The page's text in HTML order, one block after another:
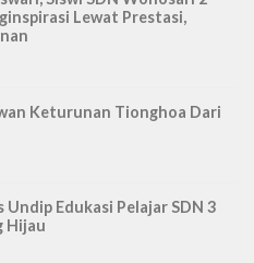
Lewat Prestasi,
Keturunan Tionghoa Dari
Edukasi Pelajar SDN 3
Hijau